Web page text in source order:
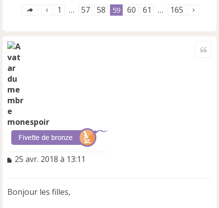
1 … 57 58 59 60 61 … 165
monespoir
M
a
25 avr. 2018 à 13:11
Bonjour les filles,